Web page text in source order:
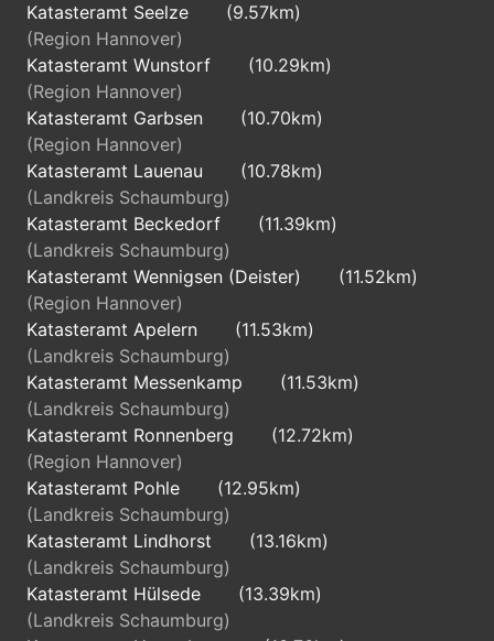
Katasteramt Seelze
(9.57km)
(Region Hannover)
Katasteramt Wunstorf
(10.29km)
(Region Hannover)
Katasteramt Garbsen
(10.70km)
(Region Hannover)
Katasteramt Lauenau
(10.78km)
(Landkreis Schaumburg)
Katasteramt Beckedorf
(11.39km)
(Landkreis Schaumburg)
Katasteramt Wennigsen (Deister)
(11.52km)
(Region Hannover)
Katasteramt Apelern
(11.53km)
(Landkreis Schaumburg)
Katasteramt Messenkamp
(11.53km)
(Landkreis Schaumburg)
Katasteramt Ronnenberg
(12.72km)
(Region Hannover)
Katasteramt Pohle
(12.95km)
(Landkreis Schaumburg)
Katasteramt Lindhorst
(13.16km)
(Landkreis Schaumburg)
Katasteramt Hülsede
(13.39km)
(Landkreis Schaumburg)